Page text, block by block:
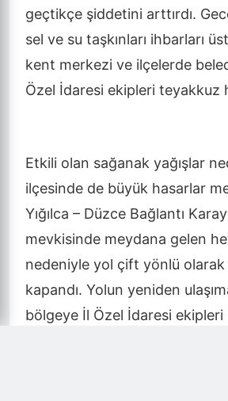
geçtikçe şiddetini arttırdı.
sel ve su taşkınları ihbarları
kent merkezi ve ilçelerde
Özel İdaresi ekipleri teyakkuz
Etkili olan sağanak yağışlar
ilçesinde de büyük hasarlar
Yığılca – Düzce Bağlantı
mevkisinde meydana gelen
nedeniyle yol çift yönlü olarak
kapandı. Yolun yeniden
bölgeye İl Özel İdaresi ekipleri